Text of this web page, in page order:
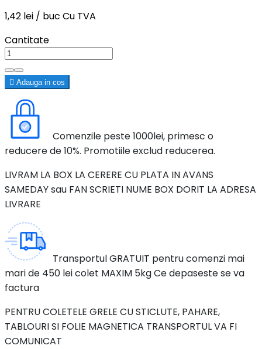
1,42 lei / buc Cu TVA
Cantitate
 Adauga in cos
Comenzile peste 1000lei, primesc o
reducere de 10%. Promotiile exclud reducerea.
LIVRAM LA BOX LA CERERE CU PLATA IN AVANS
SAMEDAY sau FAN SCRIETI NUME BOX DORIT LA ADRESA
LIVRARE
Transportul GRATUIT pentru comenzi mai
mari de 450 lei colet MAXIM 5kg Ce depaseste se va
factura
PENTRU COLETELE GRELE CU STICLUTE, PAHARE,
TABLOURI SI FOLIE MAGNETICA TRANSPORTUL VA FI
COMUNICAT